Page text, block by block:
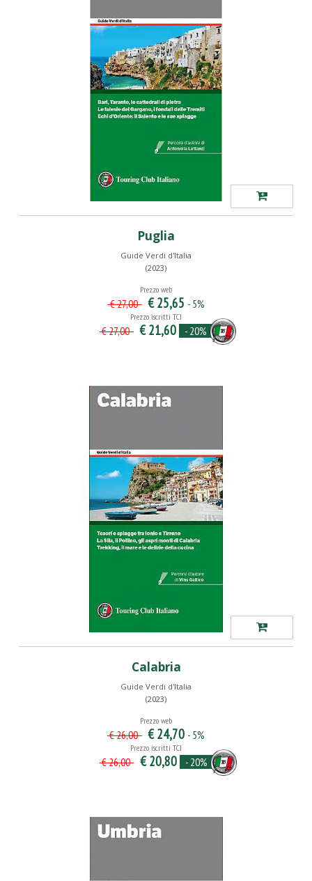
Puglia
Guide Verdi d'Italia
(2023)
Prezzo web
€ 27,00 € 25,65 - 5%
Prezzo iscritti TCI
€ 27,00 € 21,60 - 20%
Calabria
Guide Verdi d'Italia
(2023)
Prezzo web
€ 26,00 € 24,70 - 5%
Prezzo iscritti TCI
€ 26,00 € 20,80 - 20%